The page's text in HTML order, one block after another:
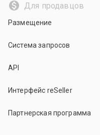
Для продавцов
Размещение
Система запросов
API
Интерфейс reSeller
Партнерская программа